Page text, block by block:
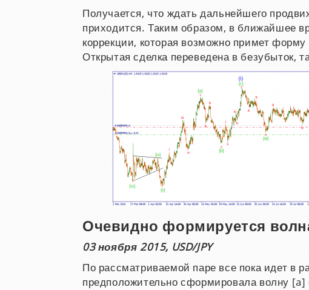
Получается, что ждать дальнейшего
приходится. Таким образом, в ближайшее
коррекции, которая возможно примет
Открытая сделка переведена в безубыток,
Очевидно формируется
03 ноября 2015, USD/JPY
По рассматриваемой паре все пока идет в
предположительно сформировала волну [a]